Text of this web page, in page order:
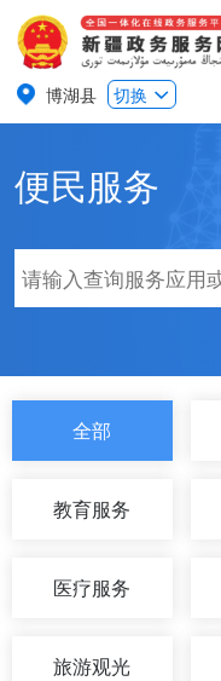
博湖县 切换
便民服务
全部
教育服务
医疗服务
旅游观光